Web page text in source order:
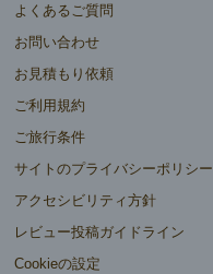
よくあるご質問
お問い合わせ
お見積もり依頼
ご利用規約
ご旅行条件
サイトのプライバシーポリシー
アクセシビリティ方針
レビュー投稿ガイドライン
Cookieの設定